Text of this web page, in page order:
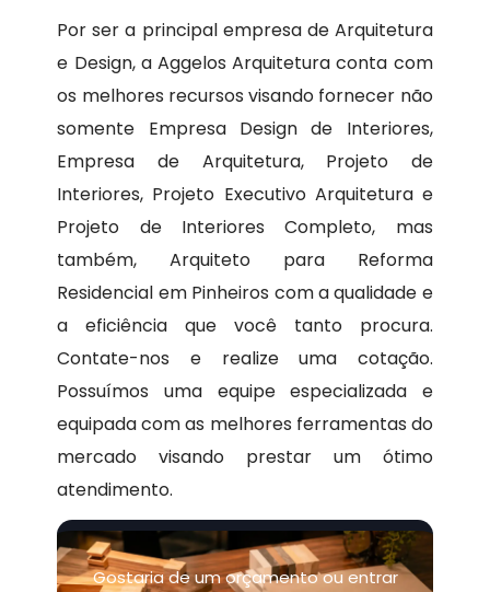
Por ser a principal empresa de Arquitetura
e Design, a Aggelos Arquitetura conta com
os melhores recursos visando fornecer não
somente Empresa Design de Interiores,
Empresa de Arquitetura, Projeto de
Interiores, Projeto Executivo Arquitetura e
Projeto de Interiores Completo, mas
também, Arquiteto para Reforma
Residencial em Pinheiros com a qualidade e
a eficiência que você tanto procura.
Contate-nos e realize uma cotação.
Possuímos uma equipe especializada e
equipada com as melhores ferramentas do
mercado visando prestar um ótimo
atendimento.
Gostaria de um orçamento ou entrar